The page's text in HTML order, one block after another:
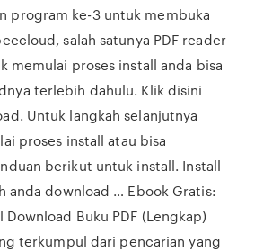
program ke-3 untuk membuka
salah satunya PDF reader
memulai proses install anda bisa
terlebih dahulu. Klik disini
Untuk langkah selanjutnya
proses install atau bisa
berikut untuk install. Install
anda download … Ebook Gratis:
Download Buku PDF (Lengkap)
terkumpul dari pencarian yang